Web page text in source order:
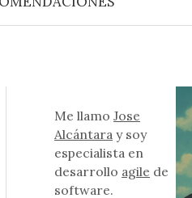
Me llamoJose
Alcántara y soy
especialista en
desarrollo agile de
software.